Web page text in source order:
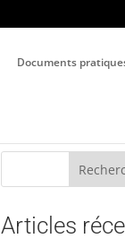
Documents
Articles